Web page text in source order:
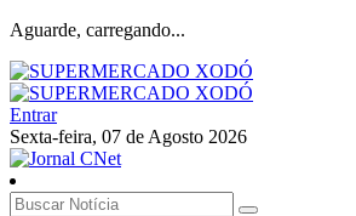
Aguarde, carregando...
Entrar
Sexta-feira, 07 de Agosto 2026